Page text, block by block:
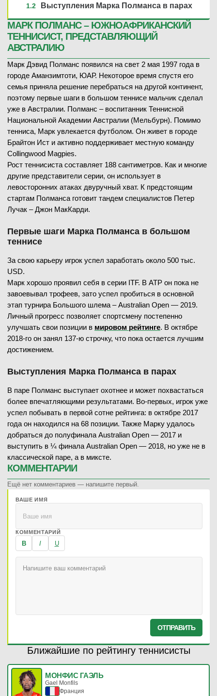
Выступления Марка Полманса в парах
МАРК ПОЛМАНС – ЮЖНОАФРИКАНСКИЙ
ТЕННИСИСТ, ПРЕДСТАВЛЯЮЩИЙ
АВСТРАЛИЮ
Марк Дэвид Полманс появился на свет 2 мая 1997 года в
городе Аманзимтоти, ЮАР. Некоторое время спустя его
семья приняла решение перебраться на другой континент,
поэтому первые шаги в большом теннисе мальчик сделал
уже в Австралии. Полманс – воспитанник Теннисной
Национальной Академии Австралии (Мельбурн). Помимо
тенниса, Марк увлекается футболом. Он живет в городе
Брайтон Ист и активно поддерживает местную команду
Collingwood Magpies.
Рост теннисиста составляет 188 сантиметров. Как и многие
другие представители серии, он использует в
левосторонних атаках двуручный хват. К предстоящим
стартам Полманса готовит тандем специалистов Петер
Лучак – Джон МакКарди.
Первые шаги Марка Полманса в большом
теннисе
За свою карьеру игрок успел заработать около 500 тыс.
USD.
Марк хорошо проявил себя в серии ITF. В ATP он пока не
завоевывал трофеев, зато успел пробиться в основной
этап турнира Большого шлема – Australian Open — 2019.
Личный прогресс позволяет спортсмену постепенно
улучшать свои позиции в мировом рейтинге. В октябре
2018-го он занял 137-ю строчку, что пока остается лучшим
достижением.
Выступления Марка Полманса в парах
В паре Полманс выступает охотнее и может похвастаться
более впечатляющими результатами. Во-первых, игрок уже
успел побывать в первой сотне рейтинга: в октябре 2017
года он находился на 68 позиции. Также Марку удалось
добраться до полуфинала Australian Open — 2017 и
выступить в ¼ финала Australian Open — 2018, но уже не в
классической паре, а в миксте.
КОММЕНТАРИИ
Ещё нет комментариев — напишите первый.
ВАШЕ ИМЯ
КОММЕНТАРИЙ
B I U
ОТПРАВИТЬ
Ближайшие по рейтингу теннисисты
МОНФИС ГАЭЛЬ
Gael Monfils
Франция